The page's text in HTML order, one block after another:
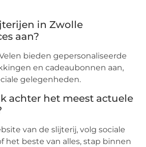
in Zwolle
aan?
bieden gepersonaliseerde
en cadeaubonnen aan,
gelegenheden.
achter het meest actuele
van de slijterij, volg sociale
het beste van alles, stap binnen